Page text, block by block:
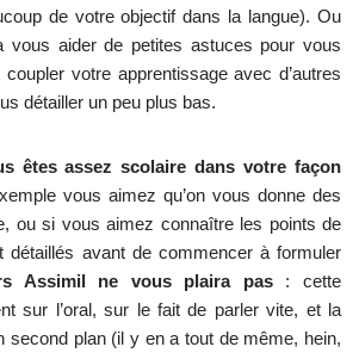
de votre objectif dans la langue). Ou
vous aider de petites astuces pour vous
votre apprentissage avec d’autres
détailler un peu plus bas.
êtes assez scolaire dans votre façon
vous aimez qu’on vous donne des
ou si vous aimez connaître les points de
détaillés avant de commencer à formuler
Assimil ne vous plaira pas: cette
sur l’oral, sur le fait de parler vite, et la
second plan (il y en a tout de même, hein,